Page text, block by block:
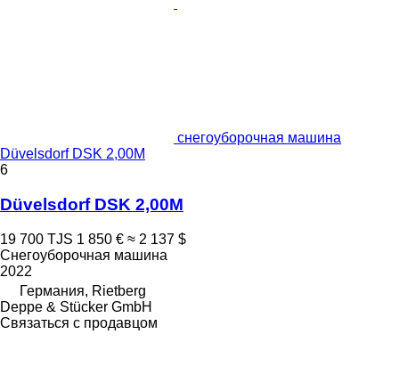
снегоуборочная машина
Düvelsdorf DSK 2,00M
6
Düvelsdorf DSK 2,00M
19 700 TJS 1 850 € ≈ 2 137 $
Снегоуборочная машина
2022
Германия, Rietberg
Deppe & Stücker GmbH
Связаться с продавцом